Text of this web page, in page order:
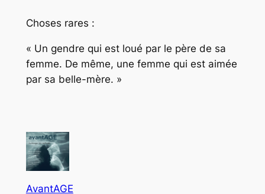
Choses rares :
« Un gendre qui est loué par le père de sa
femme. De même, une femme qui est aimée
par sa belle-mère. »
AvantAGE